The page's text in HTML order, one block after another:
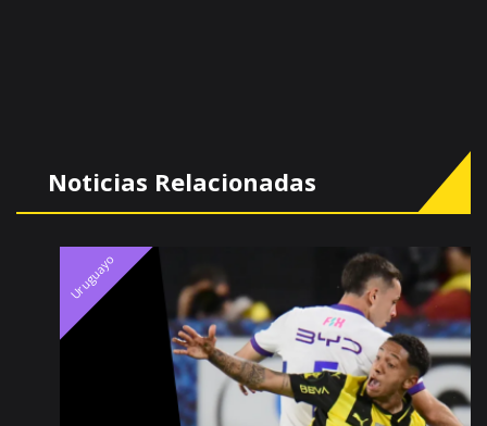
Noticias Relacionadas
Uruguayo